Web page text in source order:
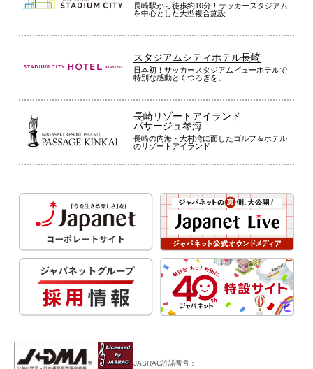
長崎駅から徒歩約10分！サッカースタジアム
を中心とした大型複合施設
スタジアムシティホテル長崎
日本初！サッカースタジアムビューホテルで
特別な感動とくつろぎを。
長崎リゾートアイランド
パサージュ琴海
長崎の内海・大村湾に面したゴルフ＆ホテル
のリゾートアイランド
JASRAC許諾番号：